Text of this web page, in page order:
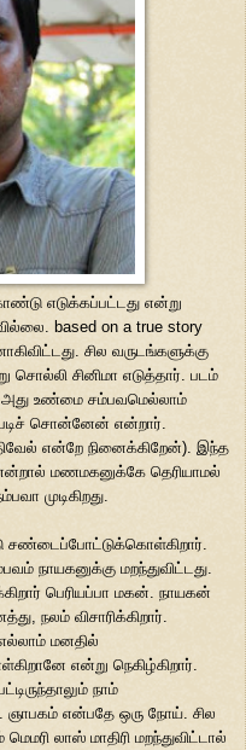
எடுக்கப்பட்டது என்று
based on a true story
சில வருடங்களுக்கு
சினிமா எடுத்தார். படம்
அது உண்மை சம்பவமெல்லாம்
சொன்னேன் என்றார்.
என்றே நினைக்கிறேன்). இந்த
மணமகனுக்கே தெரியாமல்
முடிகிறது.
சண்டைப்போட்டுக்கொள்கிறார்.
நாயகனுக்கு மறந்துவிட்டது.
பெரியப்பா மகன். நாயகன்
நலம் விசாரிக்கிறார்.
மனதில்
என்று நெகிழ்கிறார்.
நாம்
ஞாபகம் என்பதே ஒரு நோய். சில
லாஸ் மாதிரி மறந்துவிட்டால்